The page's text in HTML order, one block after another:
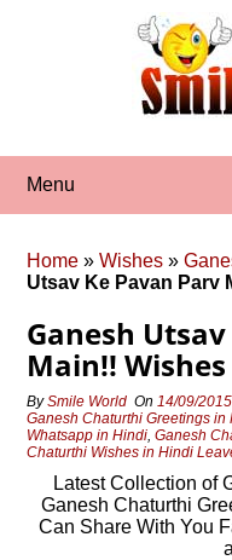
Menu
Home »Wishes »
Utsav Ke Pavan Parv
Ganesh
Main!!
BySmile World On14/09/2015
Ganesh Chaturthi Greetings in
Whatsapp in Hindi,Ganesh
Chaturthi Wishes in Hindi
Latest Collection of
Ganesh Chaturthi
Can Share With You